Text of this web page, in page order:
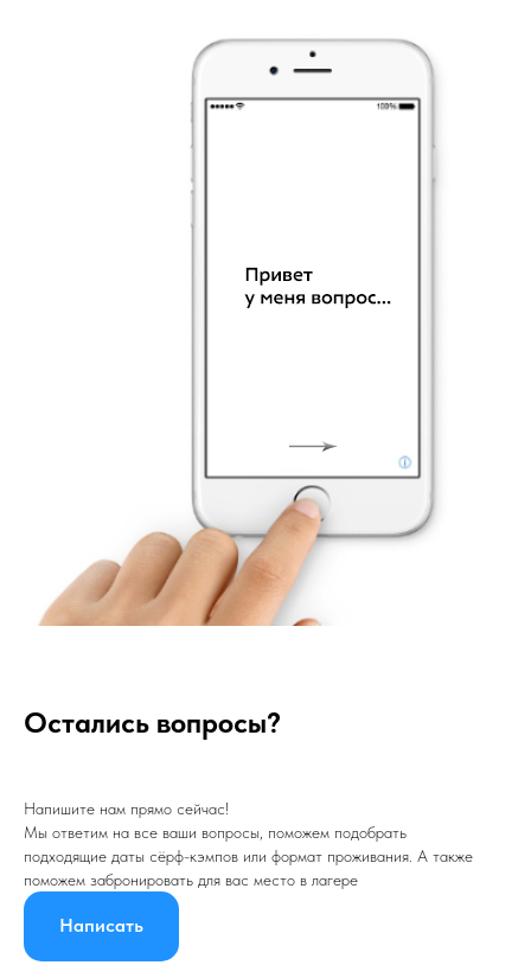
Остались вопросы?
Напишите нам прямо сейчас!
Мы ответим на все ваши вопросы, поможем подобрать
подходящие даты сёрф-кэмпов или формат проживания. А также
поможем забронировать для вас место в лагере
Написать